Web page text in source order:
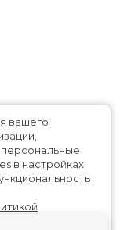
вашего
в настройках